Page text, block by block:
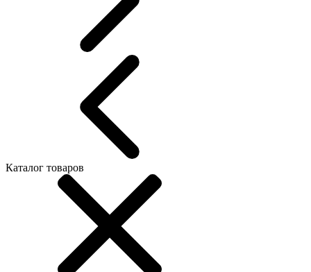
Каталог товаров